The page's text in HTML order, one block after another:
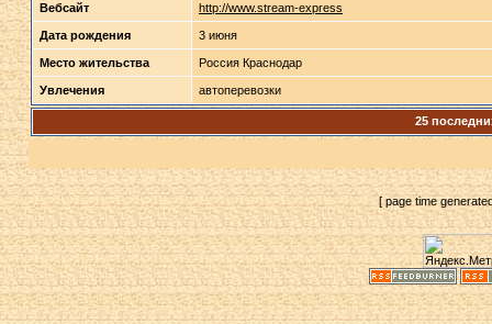
Вебсайт http://www.stream-express
Дата рождения 3 июня
Место жительства Россия Краснодар
Увлечения автоперевозки
25
[ page time